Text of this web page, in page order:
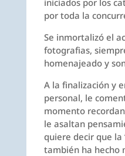
por toda la
Se inmortalizó el
fotografias,
homenajeado y
A la finalización y
personal, le
momento
le asaltan
quiere decir que la
también ha hecho